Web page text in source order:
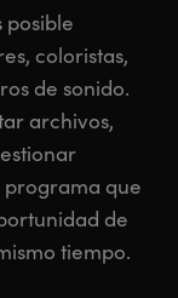
coloristas,
de sonido.
archivos,
programa que
de
tiempo.